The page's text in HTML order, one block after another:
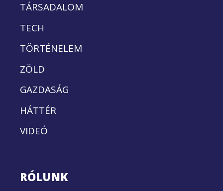
TÁRSADALOM
TECH
TÖRTÉNELEM
ZÖLD
GAZDASÁG
HÁTTÉR
VIDEÓ
RÓLUNK